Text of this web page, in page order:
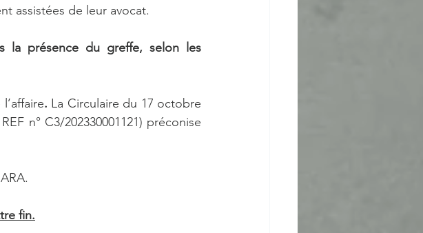
assistées de leur avocat.
la présence du greffe, selon les
. La Circulaire du 17 octobre
n° C3/202330001121) préconise
fin.